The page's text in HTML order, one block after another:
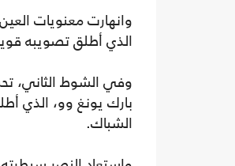
الذي أطلق تصويبه
بارك يونغ وو، الذي
الشباك.